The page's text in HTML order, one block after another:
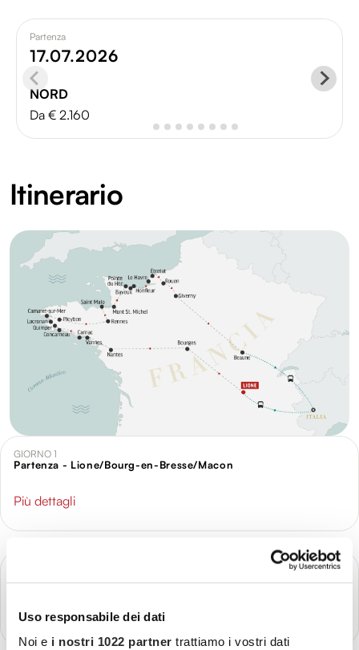
Uso responsabile dei dati
Noi e i nostri 1022 partner trattiamo i vostri dati
Partenza
17.07.2026
NORD
Da € 2.160
Itinerario
GIORNO 1
Partenza - Lione/Bourg-en-Bresse/Macon
Più dettagli
Lione - Bourges - Nantes
Più dettagli